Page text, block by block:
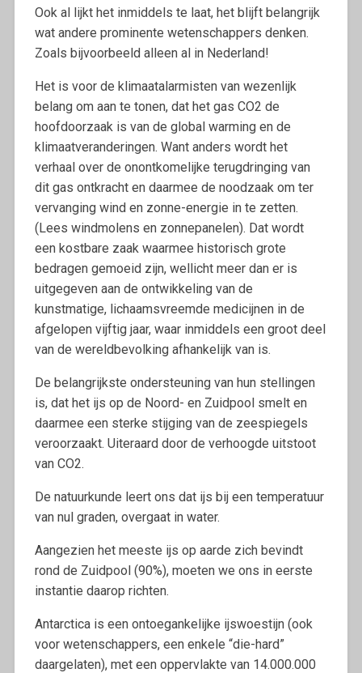
Ook al lijkt het inmiddels te laat, het blijft belangrijk
wat andere prominente wetenschappers denken.
Zoals bijvoorbeeld alleen al in Nederland!
Het is voor de klimaatalarmisten van wezenlijk
belang om aan te tonen, dat het gas CO2 de
hoofdoorzaak is van de global warming en de
klimaatveranderingen. Want anders wordt het
verhaal over de onontkomelijke terugdringing van
dit gas ontkracht en daarmee de noodzaak om ter
vervanging wind en zonne-energie in te zetten.
(Lees windmolens en zonnepanelen). Dat wordt
een kostbare zaak waarmee historisch grote
bedragen gemoeid zijn, wellicht meer dan er is
uitgegeven aan de ontwikkeling van de
kunstmatige, lichaamsvreemde medicijnen in de
afgelopen vijftig jaar, waar inmiddels een groot deel
van de wereldbevolking afhankelijk van is.
De belangrijkste ondersteuning van hun stellingen
is, dat het ijs op de Noord- en Zuidpool smelt en
daarmee een sterke stijging van de zeespiegels
veroorzaakt. Uiteraard door de verhoogde uitstoot
van CO2.
De natuurkunde leert ons dat ijs bij een temperatuur
van nul graden, overgaat in water.
Aangezien het meeste ijs op aarde zich bevindt
rond de Zuidpool (90%), moeten we ons in eerste
instantie daarop richten.
Antarctica is een ontoegankelijke ijswoestijn (ook
voor wetenschappers, een enkele “die-hard”
daargelaten), met een oppervlakte van 14.000.000